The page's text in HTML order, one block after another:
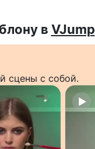
в VJump
сцены с собой.